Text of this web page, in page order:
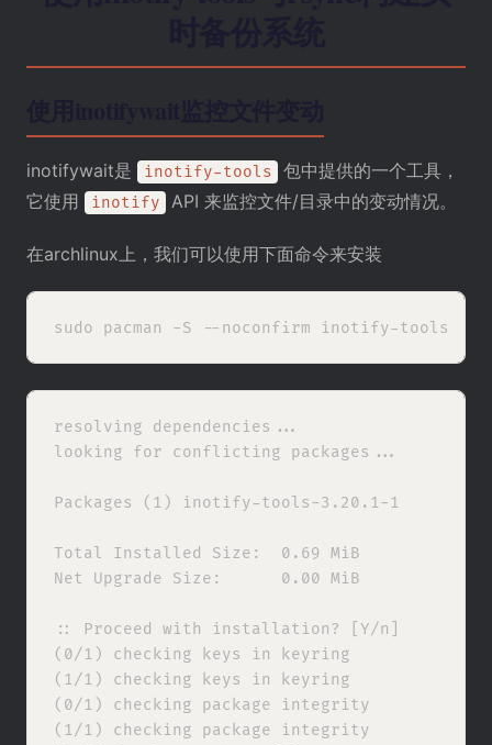
inotifywait是 inotify-tools
包中提供的一个工具，
它使用
inotify API 来监控文件/目录中的变动情况。
在archlinux上，我们可以使用下面命令来安装
resolving dependencies...
looking for conflicting packages...
Packages (1) inotify-tools-3.20.1-1
Total Installed Size:  0.69 MiB
Net Upgrade Size:      0.00 MiB
:: Proceed with installation? [Y/n]
(0/1) checking keys in keyring
(1/1) checking keys in keyring
(0/1) checking package integrity
(1/1) checking package integrity